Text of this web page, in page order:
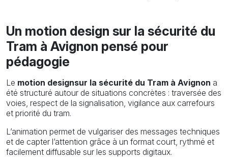
Un motion design sur la sécurité du
Tram à Avignon pensé pour
pédagogie
Le motion designsur la sécurité du Tram à Avignon a
été structuré autour de situations concrètes : traversée des
voies, respect de la signalisation, vigilance aux carrefours
et priorité du tram.
L’animation permet de vulgariser des messages techniques
et de capter l’attention grâce à un format court, rythmé et
facilement diffusable sur les supports digitaux.